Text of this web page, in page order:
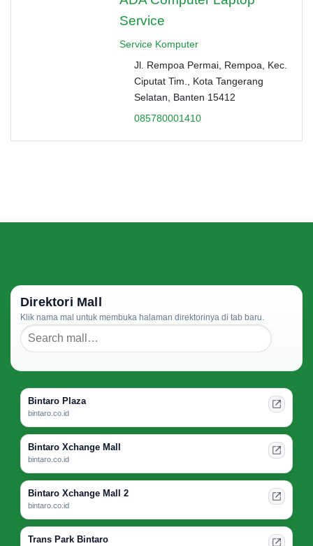
Service
Service Komputer
Jl. Rempoa Permai, Rempoa, Kec.
Ciputat Tim., Kota Tangerang
Selatan, Banten 15412
085780001410
Direktori Mall
Klik nama mal untuk membuka halaman direktorinya di tab baru.
Bintaro Plaza
bintaro.co.id
Bintaro Xchange Mall
bintaro.co.id
Bintaro Xchange Mall 2
bintaro.co.id
Trans Park Bintaro